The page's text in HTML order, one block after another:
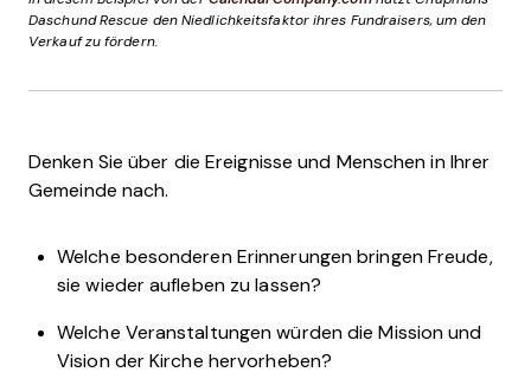
Daschund Rescue den Niedlichkeitsfaktor ihres Fundraisers, um den
Verkauf zu fördern.
Denken Sie über die Ereignisse und Menschen in Ihrer
Gemeinde nach.
Welche besonderen Erinnerungen bringen Freude,
sie wieder aufleben zu lassen?
Welche Veranstaltungen würden die Mission und
Vision der Kirche hervorheben?